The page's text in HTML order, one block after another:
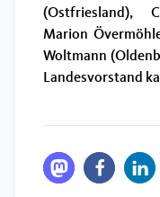
(Ostfriesland),
Marion
Woltmann
Landesvorstand